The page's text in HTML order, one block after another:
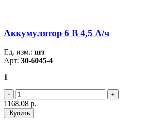
Аккумулятор 6 В 4,5 А/ч
Ед. изм.: шт
Арт: 30-6045-4
1
1168.08 р.
Купить